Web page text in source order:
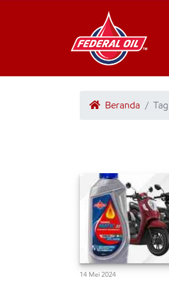
Beranda
14 Mei 2024